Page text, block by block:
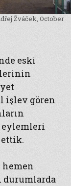
Žváček, October
eski
işlev gören
eylemleri
ettik.
durumlarda